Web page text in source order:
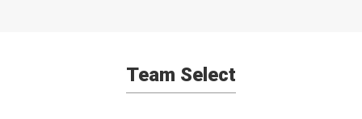
Team Select